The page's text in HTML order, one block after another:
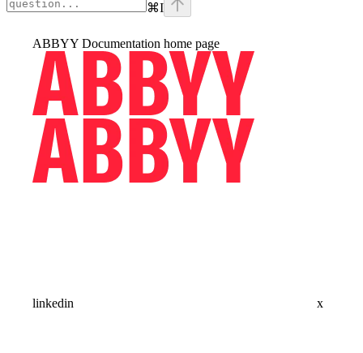
⌘I
ABBYY Documentation home page
linkedin x